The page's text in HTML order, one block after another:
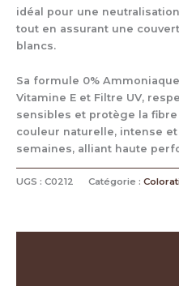
idéal pour une
tout en assurant une
blancs.
Sa formule 0%
Vitamine E et Filtre UV,
sensibles et protège la
couleur naturelle, intense
semaines, alliant haute
UGS : C0212 Catégorie :